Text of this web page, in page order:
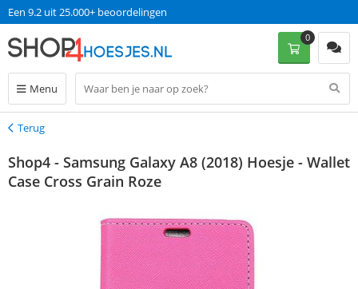
Een 9.2 uit 25.000+ beoordelingen
Menu
0
Terug
Terug
Shop4 - Samsung Galaxy A8 (2018) Hoesje - Wallet
Case Cross Grain Roze